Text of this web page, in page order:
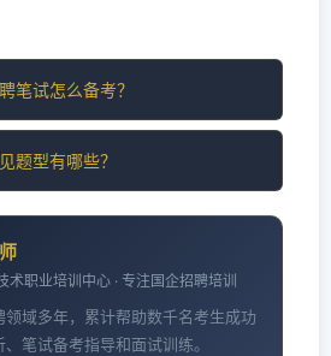
笔试怎么备考？
题型有哪些？
术职业培训中心 · 专注国企招聘培训
领域多年，累计帮助数千名考生成功
、笔试备考指导和面试训练。